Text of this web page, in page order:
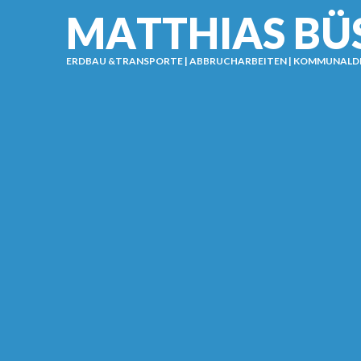
MATTHIAS BÜ
ERDBAU &TRANSPORTE | ABBRUCHARBEITEN |